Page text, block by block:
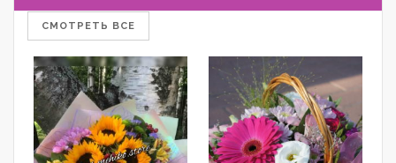
СМОТРЕТЬ ВСЕ